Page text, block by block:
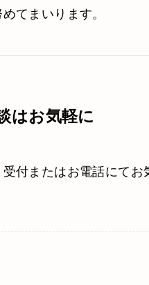
てまいります。
はお気軽に
付またはお電話にてお